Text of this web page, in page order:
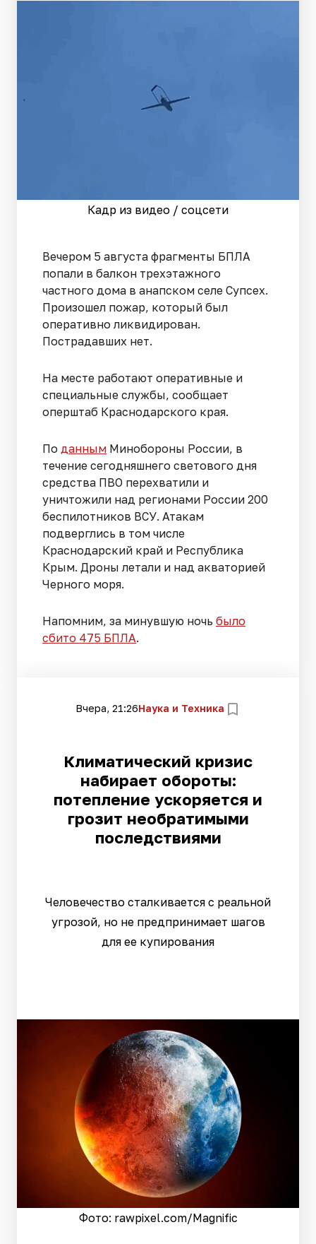
Кадр из видео / соцсети
Вечером 5 августа фрагменты БПЛА
попали в балкон трехэтажного
частного дома в анапском селе Супсех.
Произошел пожар, который был
оперативно ликвидирован.
Пострадавших нет.
На месте работают оперативные и
специальные службы, сообщает
оперштаб Краснодарского края.
По данным Минобороны России, в
течение сегодняшнего светового дня
средства ПВО перехватили и
уничтожили над регионами России 200
беспилотников ВСУ. Атакам
подверглись в том числе
Краснодарский край и Республика
Крым. Дроны летали и над акваторией
Черного моря.
Напомним, за минувшую ночь было
сбито 475 БПЛА.
Вчера, 21:26Наука и Техника
Климатический кризис
набирает обороты:
потепление ускоряется и
грозит необратимыми
последствиями
Человечество сталкивается с реальной
угрозой, но не предпринимает шагов
для ее купирования
Фото: rawpixel.сom/Magnific